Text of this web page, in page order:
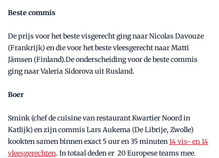
Beste commis
De prijs voor het beste visgerecht ging naar Nicolas Davouze
(Frankrijk) en die voor het beste vleesgerecht naar Matti
Jämsen (Finland).De onderscheiding voor de beste commis
ging naar Valeria Sidorova uit Rusland.
Boer
Smink (chef de cuisine van restaurant Kwartier Noord in
Katlijk) en zijn commis Lars Aukema (De Librije, Zwolle)
kookten samen binnen exact 5 uur en 35 minuten14 vis- en 14
vleesgerechten. In totaal deden er 20 Europese teams mee.